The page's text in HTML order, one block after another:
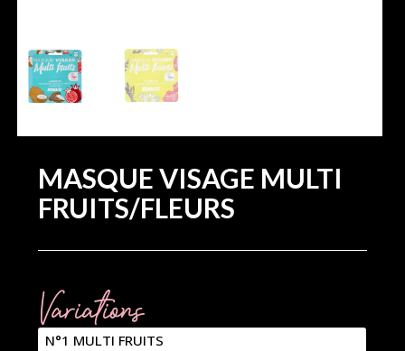
MASQUE VISAGE MULTI
FRUITS/FLEURS
Variations